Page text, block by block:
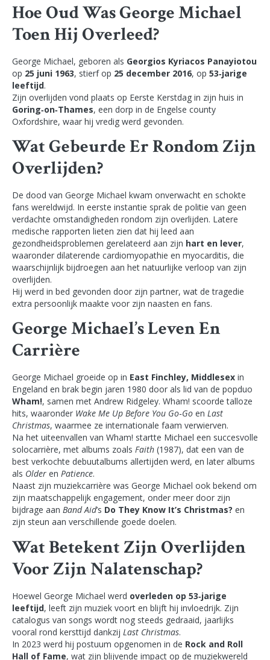
Hoe Oud Was George Michael
Toen Hij Overleed?
George Michael, geboren als Georgios Kyriacos Panayiotou
op 25 juni 1963, stierf op 25 december 2016, op 53‑jarige
leeftijd.
Zijn overlijden vond plaats op Eerste Kerstdag in zijn huis in
Goring‑on‑Thames, een dorp in de Engelse county
Oxfordshire, waar hij vredig werd gevonden.
Wat Gebeurde Er Rondom Zijn
Overlijden?
De dood van George Michael kwam onverwacht en schokte
fans wereldwijd. In eerste instantie sprak de politie van geen
verdachte omstandigheden rondom zijn overlijden. Latere
medische rapporten lieten zien dat hij leed aan
gezondheidsproblemen gerelateerd aan zijn hart en lever,
waaronder dilaterende cardiomyopathie en myocarditis, die
waarschijnlijk bijdroegen aan het natuurlijke verloop van zijn
overlijden.
Hij werd in bed gevonden door zijn partner, wat de tragedie
extra persoonlijk maakte voor zijn naasten en fans.
George Michael’s Leven En
Carrière
George Michael groeide op in East Finchley, Middlesex in
Engeland en brak begin jaren 1980 door als lid van de popduo
Wham!, samen met Andrew Ridgeley. Wham! scoorde talloze
hits, waaronder Wake Me Up Before You Go‑Go en Last
Christmas, waarmee ze internationale faam verwierven.
Na het uiteenvallen van Wham! startte Michael een succesvolle
solocarrière, met albums zoals Faith (1987), dat een van de
best verkochte debuutalbums allertijden werd, en later albums
als Older en Patience.
Naast zijn muziekcarrière was George Michael ook bekend om
zijn maatschappelijk engagement, onder meer door zijn
bijdrage aan Band Aid’s Do They Know It’s Christmas? en
zijn steun aan verschillende goede doelen.
Wat Betekent Zijn Overlijden
Voor Zijn Nalatenschap?
Hoewel George Michael werd overleden op 53‑jarige
leeftijd, leeft zijn muziek voort en blijft hij invloedrijk. Zijn
catalogus van songs wordt nog steeds gedraaid, jaarlijks
vooral rond kersttijd dankzij Last Christmas.
In 2023 werd hij postuum opgenomen in de Rock and Roll
Hall of Fame, wat zijn blijvende impact op de muziekwereld